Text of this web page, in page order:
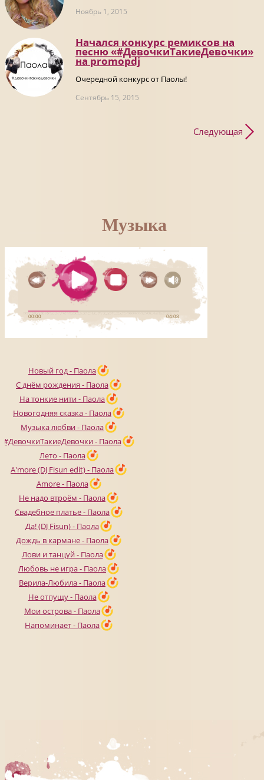
Ноябрь 1, 2015
Начался конкурс ремиксов на
песню «#ДевочкиТакиеДевочки»
на promоpdj
Очередной конкурс от Паолы!
Сентябрь 15, 2015
Следующая
Музыка
Новый год - Паола
С днём рождения - Паола
На тонкие нити - Паола
Новогодняя сказка - Паола
Музыка любви - Паола
#ДевочкиТакиеДевочки - Паола
Лето - Паола
A'more (DJ Fisun edit) - Паола
Amore - Паола
Не надо втроём - Паола
Свадебное платье - Паола
Да! (DJ Fisun) - Паола
Дождь в кармане - Паола
Лови и танцуй - Паола
Любовь не игра - Паола
Верила-Любила - Паола
Не отпущу - Паола
Мои острова - Паола
Напоминает - Паола